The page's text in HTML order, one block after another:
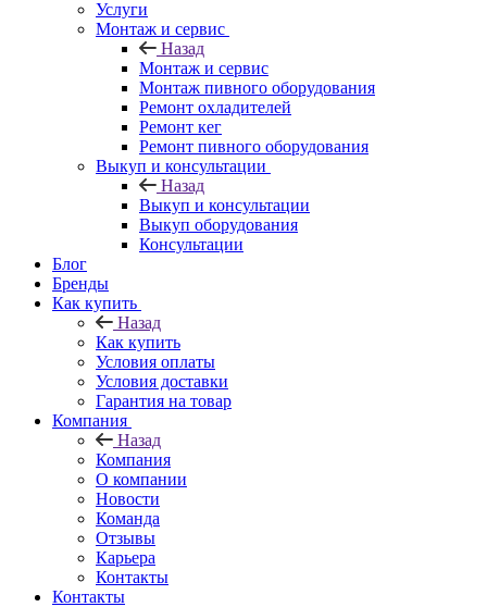
Услуги
Монтаж и сервис
Назад
Монтаж и сервис
Монтаж пивного оборудования
Ремонт охладителей
Ремонт кег
Ремонт пивного оборудования
Выкуп и консультации
Назад
Выкуп и консультации
Выкуп оборудования
Консультации
Блог
Бренды
Как купить
Назад
Как купить
Условия оплаты
Условия доставки
Гарантия на товар
Компания
Назад
Компания
О компании
Новости
Команда
Отзывы
Карьера
Контакты
Контакты